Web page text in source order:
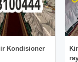
Kondisioner